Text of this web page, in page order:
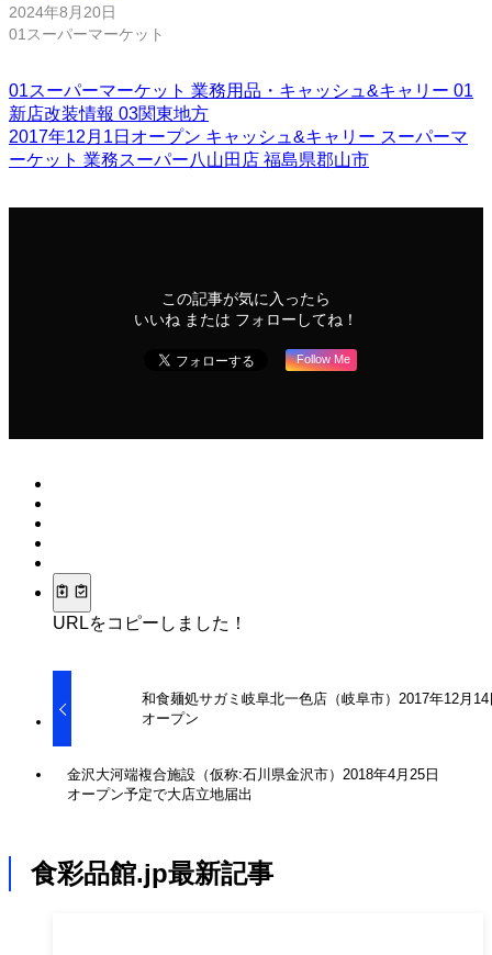
2024年8月20日
01スーパーマーケット
01スーパーマーケット 業務用品・キャッシュ&キャリー 01
新店改装情報 03関東地方
2017年12月1日オープン キャッシュ&キャリー スーパーマ
ーケット 業務スーパー八山田店 福島県郡山市
この記事が気に入ったら
いいね または フォローしてね！
Follow Me
URLをコピーしました！
和食麺処サガミ岐阜北一色店（岐阜市）2017年12月14
オープン
金沢大河端複合施設（仮称:石川県金沢市）2018年4月25日
オープン予定で大店立地届出
食彩品館.jp最新記事